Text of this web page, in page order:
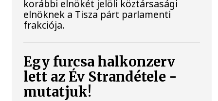
korábbi elnökét jelöli köztársasági
elnöknek a Tisza párt parlamenti
frakciója.
Egy furcsa halkonzerv
lett az Év Strandétele -
mutatjuk!